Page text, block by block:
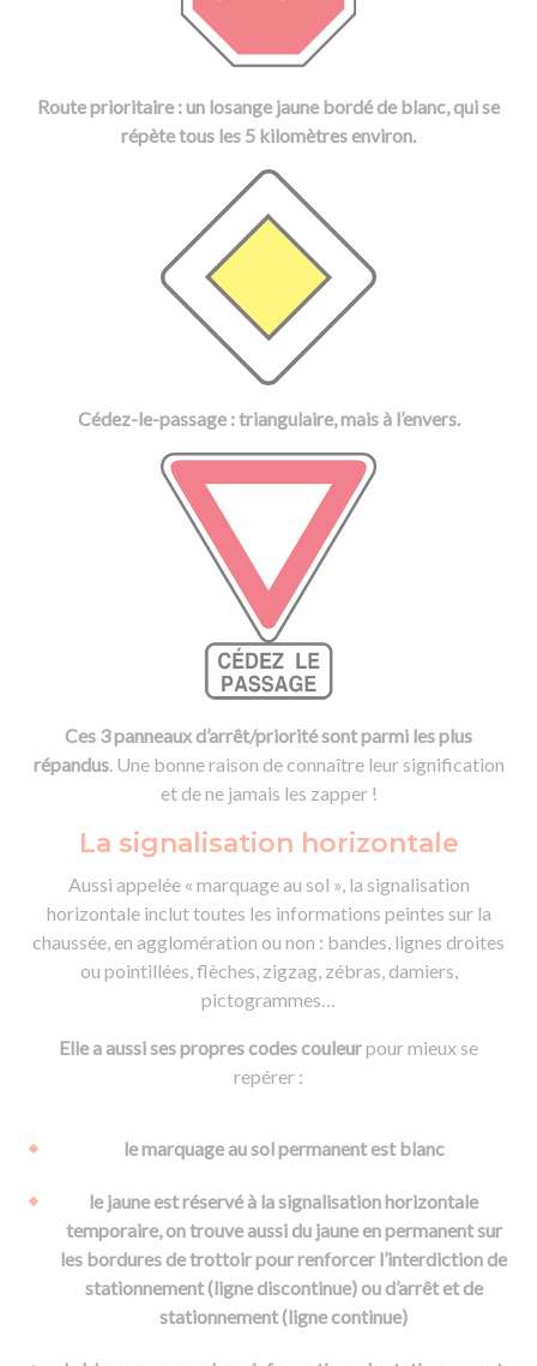
Route prioritaire : un losange jaune bordé de blanc, qui se
répète tous les 5 kilomètres environ.
Cédez-le-passage : triangulaire, mais à l’envers.
Ces 3 panneaux d’arrêt/priorité sont parmi les plus
répandus. Une bonne raison de connaître leur signification
et de ne jamais les zapper !
La signalisation horizontale
Aussi appelée « marquage au sol », la signalisation
horizontale inclut toutes les informations peintes sur la
chaussée, en agglomération ou non : bandes, lignes droites
ou pointillées, flèches, zigzag, zébras, damiers,
pictogrammes…
Elle a aussi ses propres codes couleurpour mieux se
repérer :
le marquage au sol permanent est blanc
le jaune est réservé à la signalisation horizontale
temporaire, on trouve aussi du jaune en permanent sur
les bordures de trottoir pour renforcer l’interdiction de
stationnement (ligne discontinue) ou d’arrêt et de
stationnement (ligne continue)